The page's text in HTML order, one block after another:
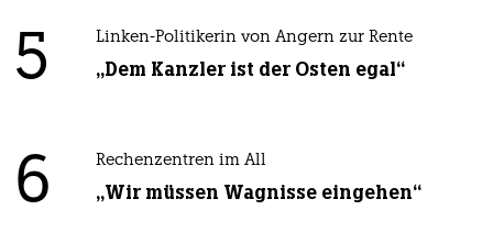
5 Linken-Politikerin von Angern zur Rente
„Dem Kanzler ist der Osten egal“
6 Rechenzentren im All
„Wir müssen Wagnisse eingehen“